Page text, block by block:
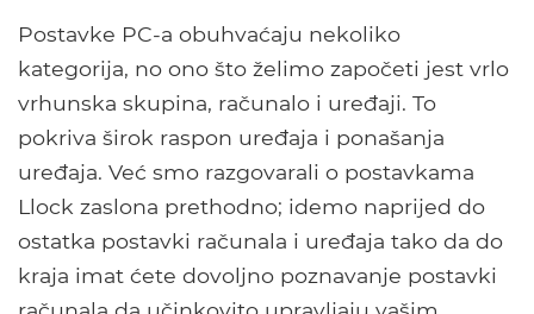
Postavke PC-a obuhvaćaju nekoliko
kategorija, no ono što želimo započeti jest vrlo
vrhunska skupina, računalo i uređaji. To
pokriva širok raspon uređaja i ponašanja
uređaja. Već smo razgovarali o postavkama
Llock zaslona prethodno; idemo naprijed do
ostatka postavki računala i uređaja tako da do
kraja imat ćete dovoljno poznavanje postavki